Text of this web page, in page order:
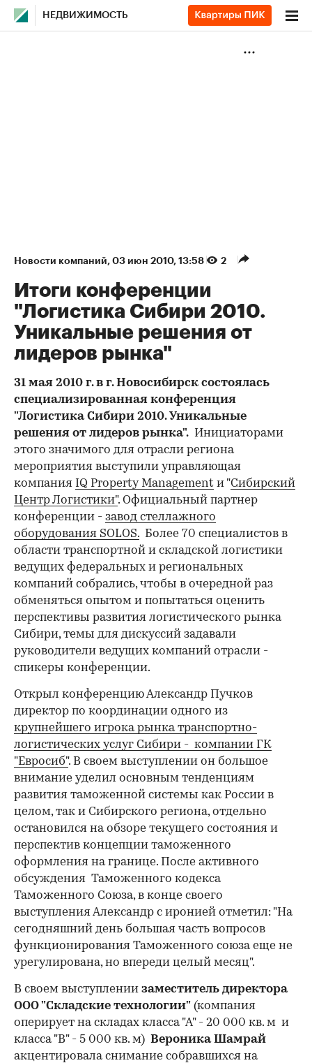
НЕДВИЖИМОСТЬ
Новости компаний⁠, 03 июн 2010, 13:58 2
Итоги конференции
"Логистика Сибири 2010.
Уникальные решения от
лидеров рынка"
31 мая 2010 г. в г. Новосибирск состоялась
специализированная конференция
"Логистика Сибири 2010. Уникальные
решения от лидеров рынка". Инициаторами
этого значимого для отрасли региона
мероприятия выступили управляющая
компания IQ Property Management и "Сибирский
Центр Логистики". Официальный партнер
конференции - завод стеллажного
оборудования SOLOS. Более 70 специалистов в
области транспортной и складской логистики
ведущих федеральных и региональных
компаний собрались, чтобы в очередной раз
обменяться опытом и попытаться оценить
перспективы развития логистического рынка
Сибири, темы для дискуссий задавали
руководители ведущих компаний отрасли -
спикеры конференции.
Открыл конференцию Александр Пучков
директор по координации одного из
крупнейшего игрока рынка транспортно-
логистических услуг Сибири - компании ГК
"Евросиб". В своем выступлении он большое
внимание уделил основным тенденциям
развития таможенной системы как России в
целом, так и Сибирского региона, отдельно
остановился на обзоре текущего состояния и
перспектив концепции таможенного
оформления на границе. После активного
обсуждения Таможенного кодекса
Таможенного Союза, в конце своего
выступления Александр с иронией отметил: "На
сегодняшний день большая часть вопросов
функционирования Таможенного союза еще не
урегулирована, но впереди целый месяц".
В своем выступлении заместитель директора
ООО "Складские технологии" (компания
оперирует на складах класса "А" - 20 000 кв. м и
класса "В" - 5 000 кв. м) Вероника Шамрай
акцентировала снимание собравшихся на